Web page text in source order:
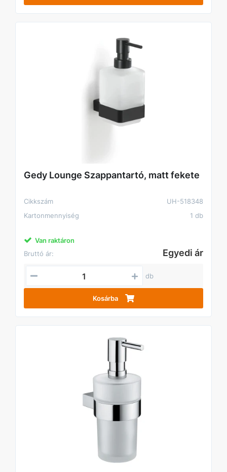
Gedy Lounge Szappantartó, matt fekete
Cikkszám
UH-518348
Kartonmennyiség
1 db
Van raktáron
Bruttó ár:
Egyedi ár
db
Kosárba